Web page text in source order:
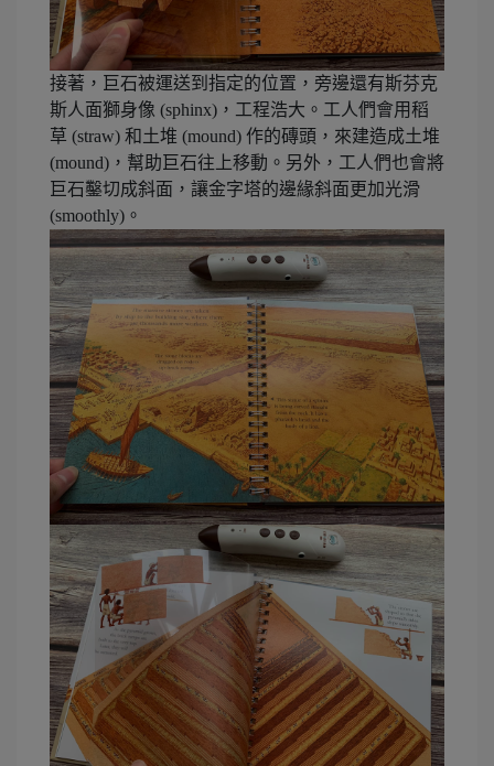
接著，巨石被運送到指定的位置，旁邊還有斯芬克
斯人面獅身像 (sphinx)，工程浩大。工人們會用稻
草 (straw) 和土堆 (mound) 作的磚頭，來建造成土堆
(mound)，幫助巨石往上移動。另外，工人們也會將
巨石鑿切成斜面，讓金字塔的邊緣斜面更加光滑
(smoothly​)。